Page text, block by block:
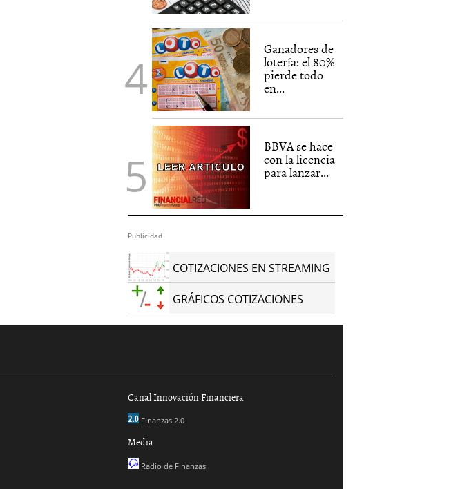
Ganadores de
lotería: el 80%
pierde todo
en...
BBVA se hace
con la licencia
para lanzar...
Publicidad
COTIZACIONES EN STREAMING
GRÁFICOS COTIZACIONES
Canal Innovación Financiera
Finanzas 2.0
Media
Radio de Finanzas